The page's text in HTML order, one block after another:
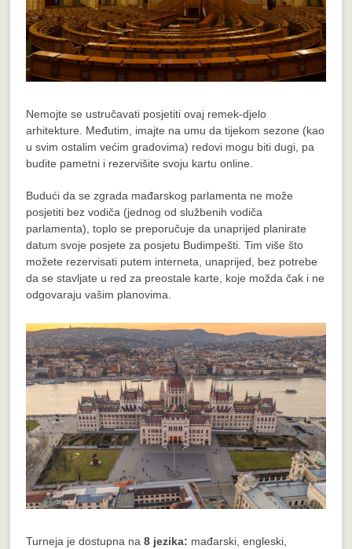
Nemojte se ustručavati posjetiti ovaj remek-djelo
arhitekture. Međutim, imajte na umu da tijekom sezone (kao
u svim ostalim većim gradovima) redovi mogu biti dugi, pa
budite pametni i rezervišite svoju kartu online.
Budući da se zgrada mađarskog parlamenta ne može
posjetiti bez vodiča (jednog od službenih vodiča
parlamenta), toplo se preporučuje da unaprijed planirate
datum svoje posjete za posjetu Budimpešti.Tim više što
možete rezervisati putem interneta, unaprijed, bez potrebe
da se stavljate u red za preostale karte, koje možda čak i ne
odgovaraju vašim planovima.
Turneja je dostupna na8 jezika: mađarski, engleski,